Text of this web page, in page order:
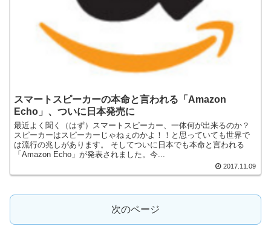
スマートスピーカーの本命と言われる「Amazon
Echo」、ついに日本発売に
最近よく聞く（はず）スマートスピーカー、一体何が出来るのか？
スピーカーはスピーカーじゃねぇのかよ！！と思っていても世界で
は流行の兆しがあります。 そしてついに日本でも本命と言われる
「Amazon Echo」が発表されました。今...
2017.11.09
次のページ